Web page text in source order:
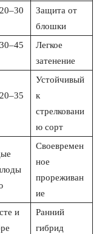
Защита от
блошки
Легкое
затенение
Устойчивый
к
стрелковани
ю сорт
Своевремен
ное
прореживан
ие
и
Ранний
гибрид